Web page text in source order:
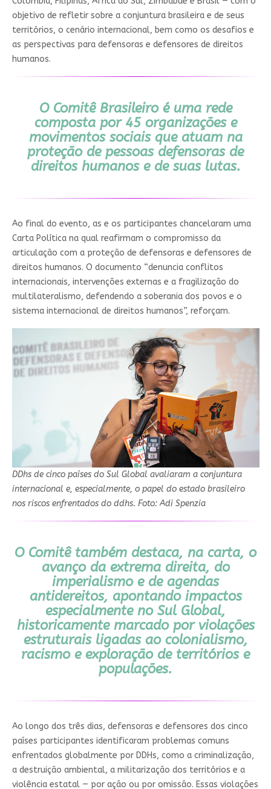
objetivo de refletir sobre a conjuntura brasileira e de seus
territórios, o cenário internacional, bem como os desafios e
as perspectivas para defensoras e defensores de direitos
humanos.
O Comitê Brasileiro é uma rede
composta por 45 organizações e
movimentos sociais que atuam na
proteção de pessoas defensoras de
direitos humanos e de suas lutas.
Ao final do evento, as e os participantes chancelaram uma
Carta Política na qual reafirmam o compromisso da
articulação com a proteção de defensoras e defensores de
direitos humanos. O documento “denuncia conflitos
internacionais, intervenções externas e a fragilização do
multilateralismo, defendendo a soberania dos povos e o
sistema internacional de direitos humanos”, reforçam.
DDhs de cinco países do Sul Global avaliaram a conjuntura
internacional e, especialmente, o papel do estado brasileiro
nos riscos enfrentados do ddhs. Foto: Adi Spenzia
O Comitê também destaca, na carta, o
avanço da extrema direita, do
imperialismo e de agendas
antidereitos, apontando impactos
especialmente no Sul Global,
historicamente marcado por violações
estruturais ligadas ao colonialismo,
racismo e exploração de territórios e
populações.
Ao longo dos três dias, defensoras e defensores dos cinco
países participantes identificaram problemas comuns
enfrentados globalmente por DDHs, como a criminalização,
a destruição ambiental, a militarização dos territórios e a
violência estatal — por ação ou por omissão. Essas violações